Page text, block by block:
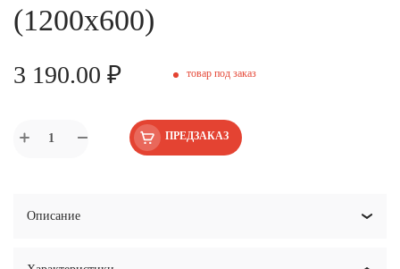
(1200х600)
3 190.00 ₽ товар под заказ
ПРЕДЗАКАЗ
Описание